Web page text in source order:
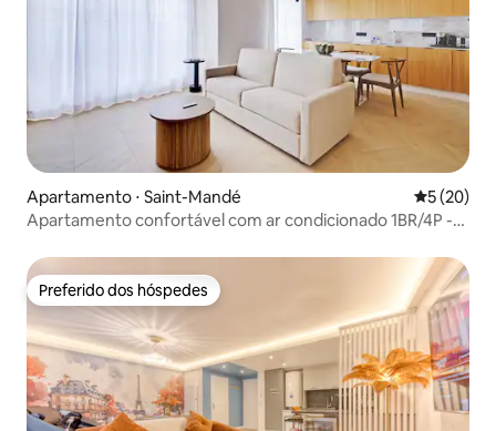
Apartamento ⋅ Saint-Mandé 5 de uma
5 (20)
Apartamento confortável com ar condicionado 1BR/4P -
Preferido dos hóspedes
Preferido dos hóspedes